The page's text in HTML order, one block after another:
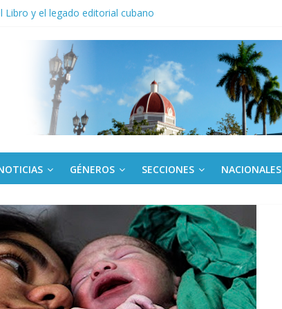
Empresa Eléctrica de La Habana y otras instalaciones
cubanos en certamen de ballet en Sudáfrica
para los niños trabajamos
una “crisis migratoria”
GÉNEROS SECCIONES NACIONALES